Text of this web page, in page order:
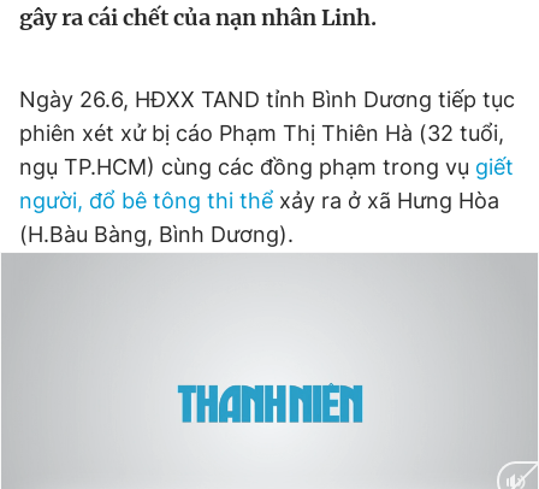
Thông tin tòa soạn Liên hệ quảng cáo
gây ra cái chết của nạn nhân Linh.
Ngày 26.6, HĐXX TAND tỉnh Bình Dương tiếp tục
phiên xét xử bị cáo Phạm Thị Thiên Hà (32 tuổi,
ngụ TP.HCM) cùng các đồng phạm trong vụ giết
người, đổ bê tông thi thể xảy ra ở xã Hưng Hòa
(H.Bàu Bàng, Bình Dương).